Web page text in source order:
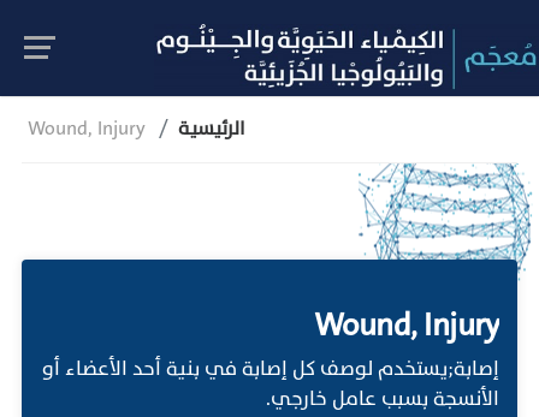
Wound, Injury الرئيسية
Wound, Injury
إصابة;يستخدم لوصف كل إصابة في بنية أحد الأعضاء أو
الأنسجة بسبب عامل خارجي.